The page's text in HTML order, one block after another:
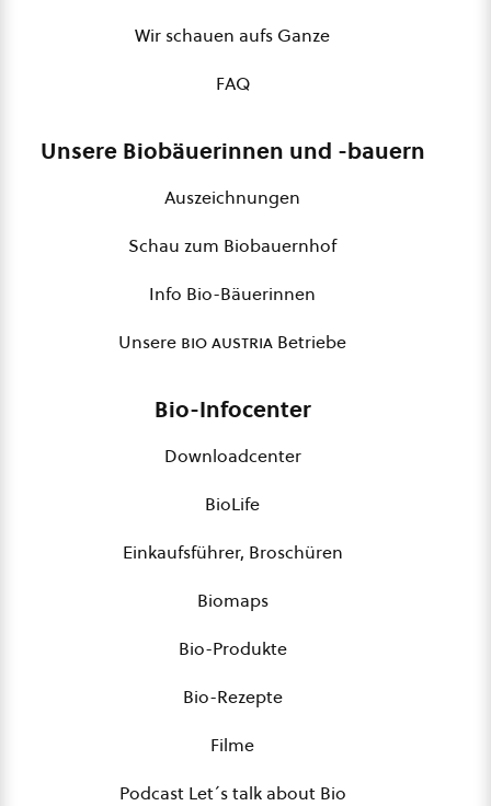
Wir schauen aufs Ganze
FAQ
Unsere Biobäuerinnen und -bauern
Auszeichnungen
Schau zum Biobauernhof
Info Bio-Bäuerinnen
Unsere bio austria Betriebe
Bio-Infocenter
Downloadcenter
BioLife
Einkaufsführer, Broschüren
Biomaps
Bio-Produkte
Bio-Rezepte
Filme
Podcast Let´s talk about Bio